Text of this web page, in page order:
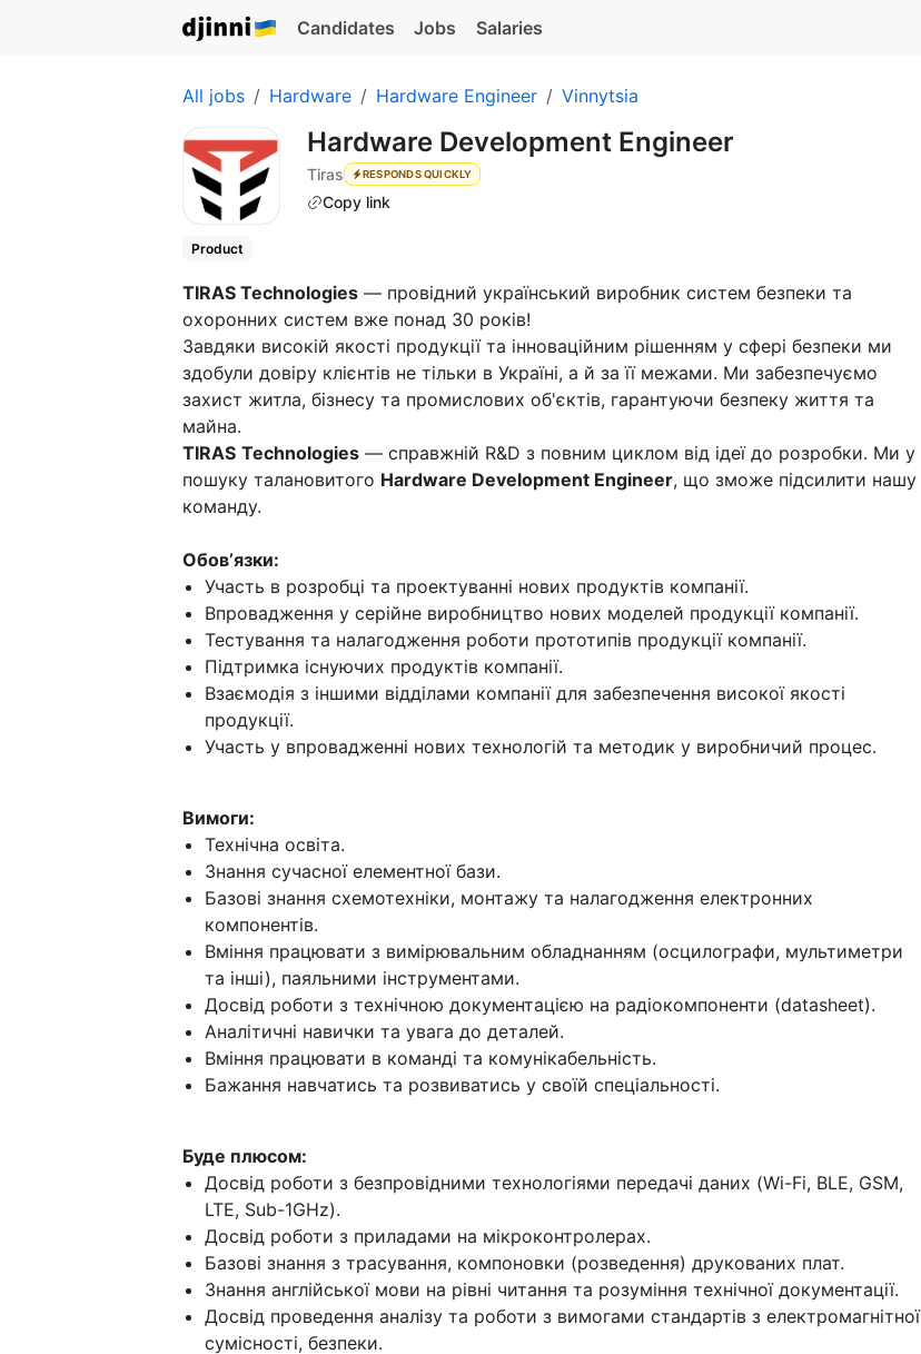
Candidates Jobs Salaries
All jobs Hardware Hardware Engineer Vinnytsia
Hardware Development Engineer
Tiras RESPONDS QUICKLY
Copy link
Product
TIRAS Technologies — провідний український виробник систем безпеки та
охоронних систем вже понад 30 років!
Завдяки високій якості продукції та інноваційним рішенням у сфері безпеки ми
здобули довіру клієнтів не тільки в Україні, а й за її межами. Ми забезпечуємо
захист житла, бізнесу та промислових об'єктів, гарантуючи безпеку життя та
майна.
TIRAS Technologies — справжній R&D з повним циклом від ідеї до розробки. Ми у
пошуку талановитого Hardware Development Engineer, що зможе підсилити нашу
команду.
Обовʼязки:
Участь в розробці та проектуванні нових продуктів компанії.
Впровадження у серійне виробництво нових моделей продукції компанії.
Тестування та налагодження роботи прототипів продукції компанії.
Підтримка існуючих продуктів компанії.
Взаємодія з іншими відділами компанії для забезпечення високої якості
продукції.
Участь у впровадженні нових технологій та методик у виробничий процес.
Вимоги:
Технічна освіта.
Знання сучасної елементної бази.
Базові знання схемотехніки, монтажу та налагодження електронних
компонентів.
Вміння працювати з вимірювальним обладнанням (осцилографи, мультиметри
та інші), паяльними інструментами.
Досвід роботи з технічною документацією на радіокомпоненти (datasheet).
Аналітичні навички та увага до деталей.
Вміння працювати в команді та комунікабельність.
Бажання навчатись та розвиватись у своїй спеціальності.
Буде плюсом:
Досвід роботи з безпровідними технологіями передачі даних (Wi-Fi, BLE, GSM,
LTE, Sub-1GHz).
Досвід роботи з приладами на мікроконтролерах.
Базові знання з трасування, компоновки (розведення) друкованих плат.
Знання англійської мови на рівні читання та розуміння технічної документації.
Досвід проведення аналізу та роботи з вимогами стандартів з електромагнітної
сумісності, безпеки.